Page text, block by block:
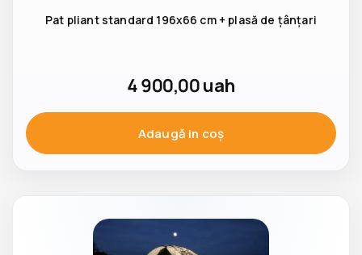
Pat pliant standard 196x66 cm + plasă de țânțari
4 900,00uah
Adaugă in coş